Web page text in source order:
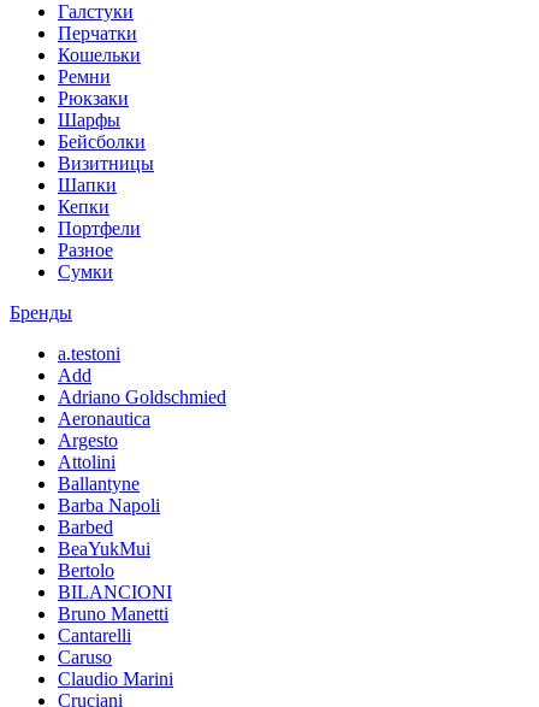
Галстуки
Перчатки
Кошельки
Ремни
Рюкзаки
Шарфы
Бейсболки
Визитницы
Шапки
Кепки
Портфели
Разное
Сумки
Бренды
a.testoni
Add
Adriano Goldschmied
Aeronautica
Argesto
Attolini
Ballantyne
Barba Napoli
Barbed
BeaYukMui
Bertolo
BILANCIONI
Bruno Manetti
Cantarelli
Caruso
Claudio Marini
Cruciani